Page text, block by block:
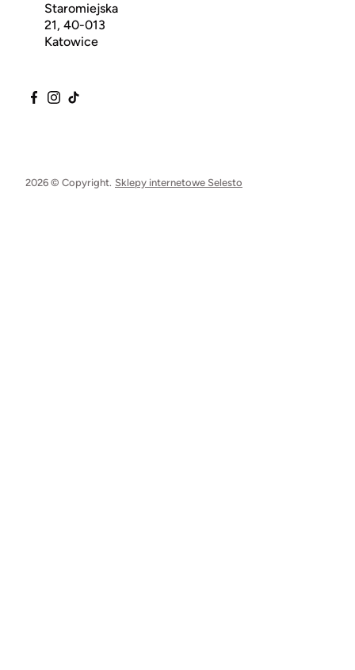
Staromiejska
21, 40-013
Katowice
2026 © Copyright. Sklepy internetowe Selesto